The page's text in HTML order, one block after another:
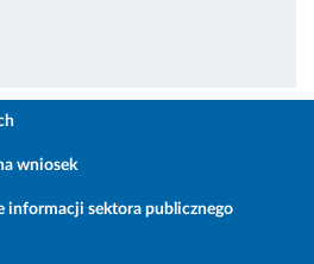
wniosek
informacji sektora publicznego